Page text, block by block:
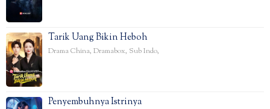
Tarik Uang Bikin Heboh
Drama China, Dramabox, Sub Indo,
Penyembuhnya Istrinya